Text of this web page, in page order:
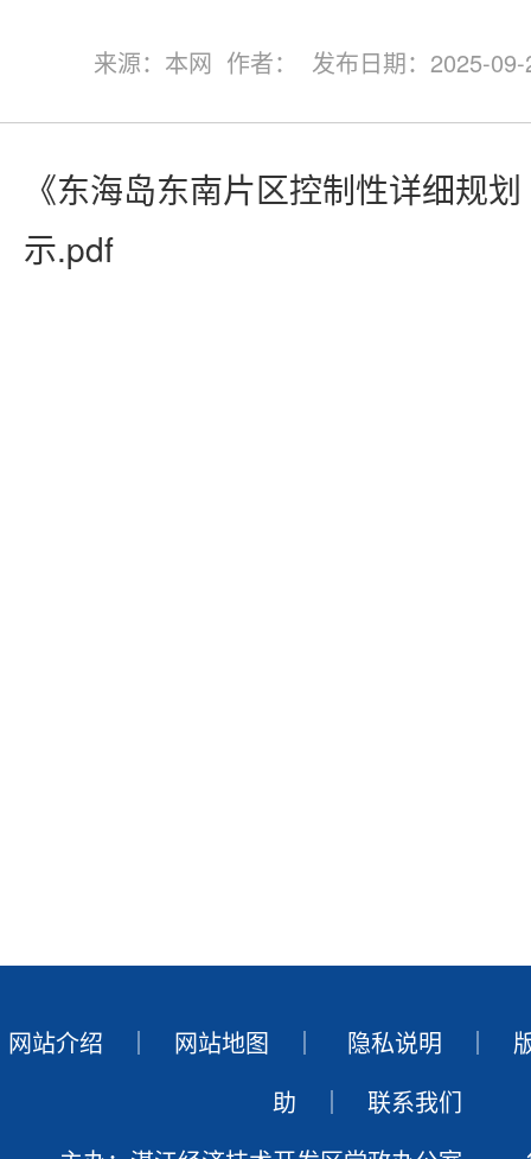
来源：本网 作者： 发布日期：2025-
《东海岛东南片区控制性详细规划
示.pdf
网站介绍 ｜ 网站地图 ｜ 隐私说明 ｜
助
｜
联系我们